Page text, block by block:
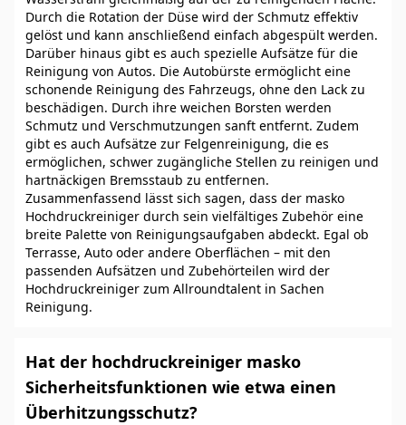
Durch die Rotation der Düse wird der Schmutz effektiv
gelöst und kann anschließend einfach abgespült werden.
Darüber hinaus gibt es auch spezielle Aufsätze für die
Reinigung von Autos. Die Autobürste ermöglicht eine
schonende Reinigung des Fahrzeugs, ohne den Lack zu
beschädigen. Durch ihre weichen Borsten werden
Schmutz und Verschmutzungen sanft entfernt. Zudem
gibt es auch Aufsätze zur Felgenreinigung, die es
ermöglichen, schwer zugängliche Stellen zu reinigen und
hartnäckigen Bremsstaub zu entfernen.
Zusammenfassend lässt sich sagen, dass der masko
Hochdruckreiniger durch sein vielfältiges Zubehör eine
breite Palette von Reinigungsaufgaben abdeckt. Egal ob
Terrasse, Auto oder andere Oberflächen – mit den
passenden Aufsätzen und Zubehörteilen wird der
Hochdruckreiniger zum Allroundtalent in Sachen
Reinigung.
Hat der hochdruckreiniger masko
Sicherheitsfunktionen wie etwa einen
Überhitzungsschutz?